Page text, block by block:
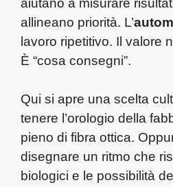
aiutano a misurare
allineano priorità. L’
lavoro ripetitivo. Il valore
È “cosa consegni”.
Qui si apre una scelta
tenere l’orologio della
pieno di fibra ottica.
disegnare un ritmo che
biologici e le possibilità